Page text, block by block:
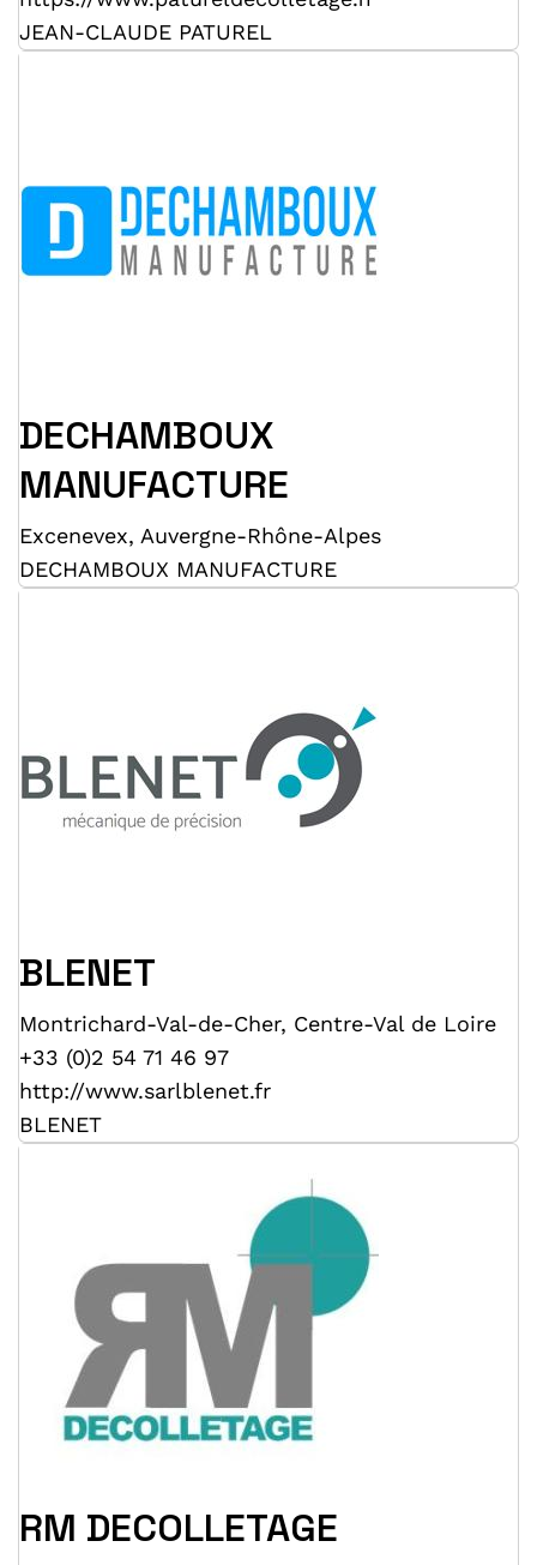
JEAN-CLAUDE PATUREL
DECHAMBOUX
MANUFACTURE
Excenevex, Auvergne-Rhône-Alpes
DECHAMBOUX MANUFACTURE
BLENET
Montrichard-Val-de-Cher, Centre-Val de Loire
+33 (0)2 54 71 46 97
http://www.sarlblenet.fr
BLENET
RM DECOLLETAGE